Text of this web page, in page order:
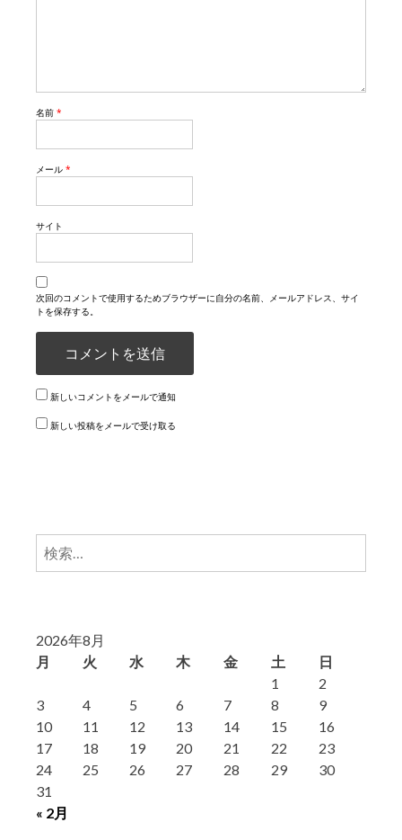
名前 *
メール *
サイト
次回のコメントで使用するためブラウザーに自分の名前、メールアドレス、サイ
トを保存する。
新しいコメントをメールで通知
新しい投稿をメールで受け取る
検
2026年8月
月
火 水 木 金 土 日
« 2月
1
2
3
4 5 6 7 8
9
10
11 12 13 14 15
16
17
18 19 20 21 22
23
24
25 26 27 28 29
30
31